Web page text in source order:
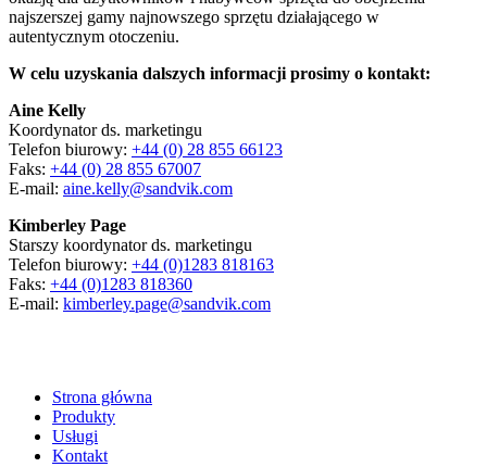
najszerszej gamy najnowszego sprzętu działającego w
autentycznym otoczeniu.
W celu uzyskania dalszych informacji prosimy o kontakt:
Aine Kelly
Koordynator ds. marketingu
Telefon biurowy: +44 (0) 28 855 66123
Faks: +44 (0) 28 855 67007
E-mail: aine.kelly@sandvik.com
Kimberley Page
Starszy koordynator ds. marketingu
Telefon biurowy: +44 (0)1283 818163
Faks: +44 (0)1283 818360
E-mail: kimberley.page@sandvik.com
Strona główna
Produkty
Usługi
Kontakt